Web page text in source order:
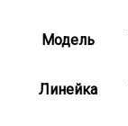
Модель
Линейка